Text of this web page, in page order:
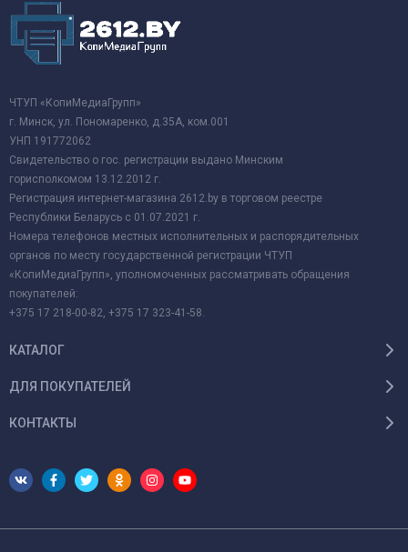
ЧТУП «КопиМедиаГрупп»
г. Минск, ул. Пономаренко, д.35А, ком.001
УНП 191772062
Свидетельство о гос. регистрации выдано Минским
горисполкомом 13.12.2012 г.
Регистрация интернет-магазина 2612.by в торговом реестре
Республики Беларусь с 01.07.2021 г.
Номера телефонов местных исполнительных и распорядительных
органов по месту государственной регистрации ЧТУП
«КопиМедиаГрупп», уполномоченных рассматривать обращения
покупателей:
+375 17 218-00-82, +375 17 323-41-58.
КАТАЛОГ
ДЛЯ ПОКУПАТЕЛЕЙ
КОНТАКТЫ